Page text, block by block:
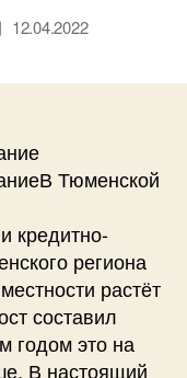
12.04.2022
Тюменской
кредитно-
региона
растёт
составил
годом это на
В настоящий